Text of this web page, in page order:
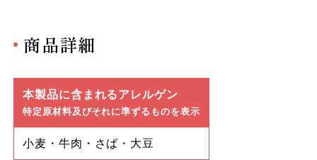
商品詳細
本製品に含まれるアレルゲン
特定原材料及びそれに準ずるものを表示
小麦・牛肉・さば・大豆